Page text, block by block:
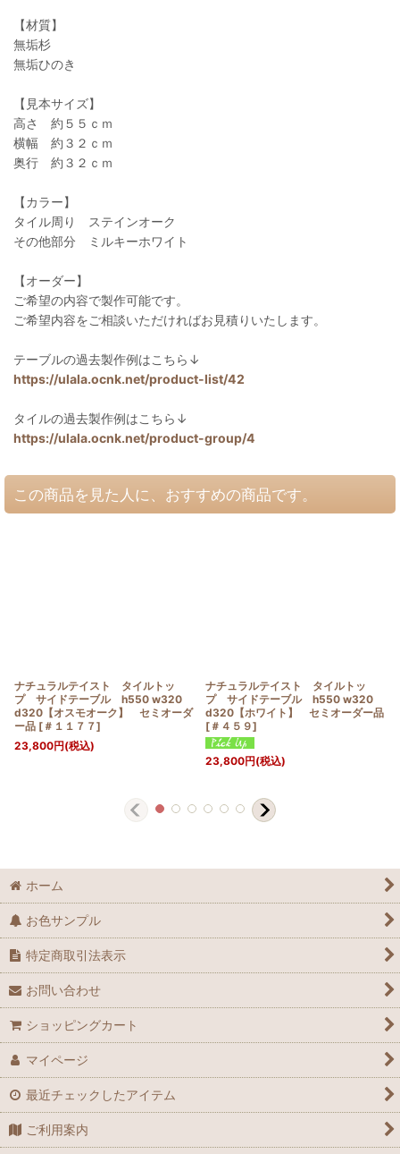
【材質】
無垢杉
無垢ひのき
【見本サイズ】
高さ 約５５ｃｍ
横幅 約３２ｃｍ
奥行 約３２ｃｍ
【カラー】
タイル周り ステインオーク
その他部分 ミルキーホワイト
【オーダー】
ご希望の内容で製作可能です。
ご希望内容をご相談いただければお見積りいたします。
テーブルの過去製作例はこちら↓
https://ulala.ocnk.net/product-list/42
タイルの過去製作例はこちら↓
https://ulala.ocnk.net/product-group/4
この商品を見た人に、おすすめの商品です。
ナチュラルテイスト タイルトッ
プ サイドテーブル h550 w320
d320【オスモオーク】 セミオーダ
ー品 [ ＃１１７７]
23,800円(税込)
ナチュラルテイスト タイルトッ
プ サイドテーブル h550 w320
d320【ホワイト】 セミオーダー品
[ ＃４５９]
23,800円(税込)
ホーム
お色サンプル
特定商取引法表示
お問い合わせ
ショッピングカート
マイページ
最近チェックしたアイテム
ご利用案内